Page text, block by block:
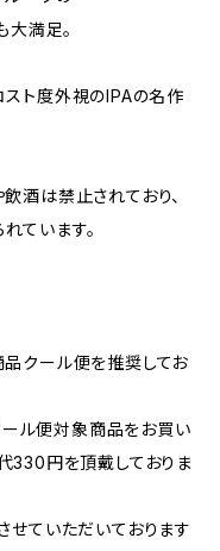
大満足。
スト度外視のIPAの名作
酒は禁止されており、
ています。
品クール便を推奨してお
ル便対象商品をお買い
330円を頂戴しておりま
ていただいております